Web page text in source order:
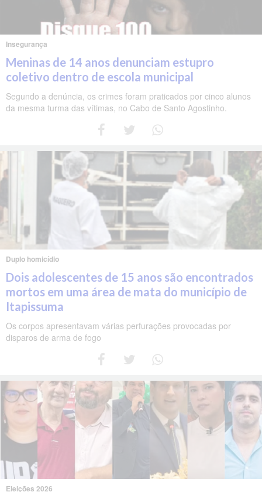
Insegurança
Meninas de 14 anos denunciam estupro
coletivo dentro de escola municipal
Segundo a denúncia, os crimes foram praticados por cinco alunos
da mesma turma das vítimas, no Cabo de Santo Agostinho.
Duplo homicídio
Dois adolescentes de 15 anos são encontrados
mortos em uma área de mata do município de
Itapissuma
Os corpos apresentavam várias perfurações provocadas por
disparos de arma de fogo
Eleições 2026